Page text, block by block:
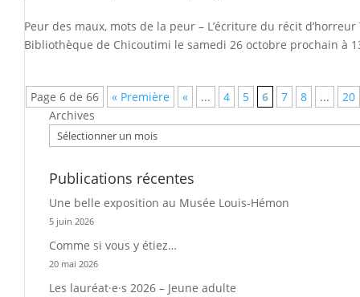
Peur des maux, mots de la peur – L’écriture du récit
Bibliothèque de Chicoutimi le samedi 26 octobre prochain à
Page 6 de 66 « Première « ... 4 5 6 7 8 ...
20
Archives
Publications récentes
Une belle exposition au Musée Louis-Hémon
5 juin 2026
Comme si vous y étiez…
20 mai 2026
Les lauréat·e·s 2026 – Jeune adulte